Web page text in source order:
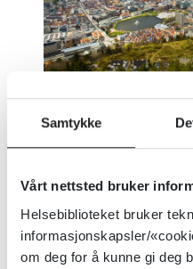
Samtykke
Vårt nettsted bruker
Helsebiblioteket bruker
informasjonskapsler/
om deg for å kunne gi deg
Publisert 30. april
april 2025
Gjennomgangen av
annet at: